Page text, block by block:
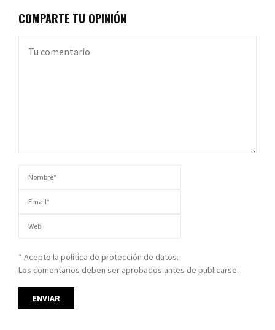
COMPARTE TU OPINIÓN
* Acepto la política de protección de datos.
Los comentarios deben ser aprobados antes de publicarse.